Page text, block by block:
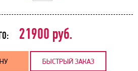
21900 руб.
БЫСТРЫЙ ЗАКАЗ